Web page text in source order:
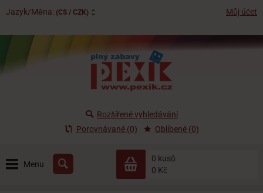
Jazyk/Měna: (CS / CZK) Můj účet
Menu
0 kusů
0 Kč
Rozšířené vyhledávání
Porovnávané (0)
Oblíbené (0)